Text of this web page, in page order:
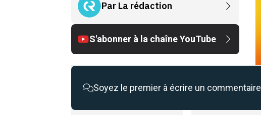
Par La rédaction
S'abonner à la chaîne YouTube
Soyez le premier à écrire un commentaire